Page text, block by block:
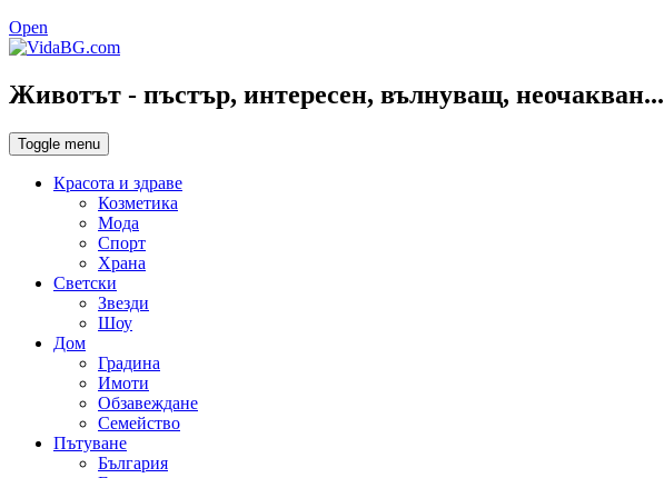
Open
Животът - пъстър, интересен, вълнуващ, неочакван...
Toggle menu
Красота и здраве
Козметика
Мода
Спорт
Храна
Светски
Звезди
Шоу
Дом
Градина
Имоти
Обзавеждане
Семейство
Пътуване
България